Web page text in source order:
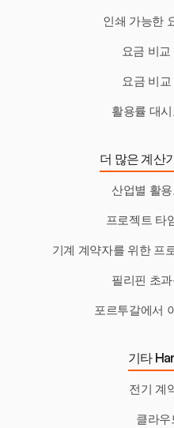
인쇄 가능한
요금 비
요금 비
활용률 대
더 많은 계산
산업별 활
프로젝트 타
기계 계약자를 위한 프
필리핀 초
포르투갈에서
기타
전기 계
클라우